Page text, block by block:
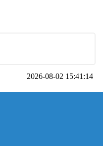
2026-08-02 15:41:14